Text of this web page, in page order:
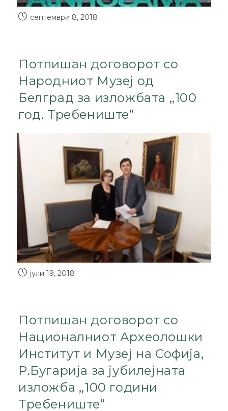
септември 8, 2018
Потпишан договорот со
Народниот Музеј од
Белград за изложбата ,,100
год. Требениште”
јули 19, 2018
Потпишан договорот со
Националниот Археолошки
Институт и Музеј на Софија,
Р.Бугарија за јубилејната
изложба ,,100 години
Требениште”